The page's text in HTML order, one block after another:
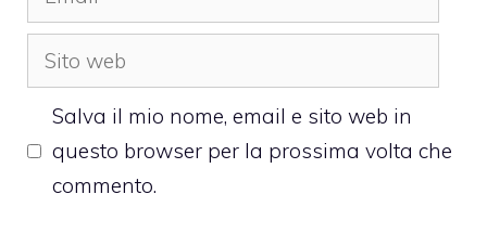
Sito
web
Salva il mio nome, email e sito web in
questo browser per la prossima volta che
commento.